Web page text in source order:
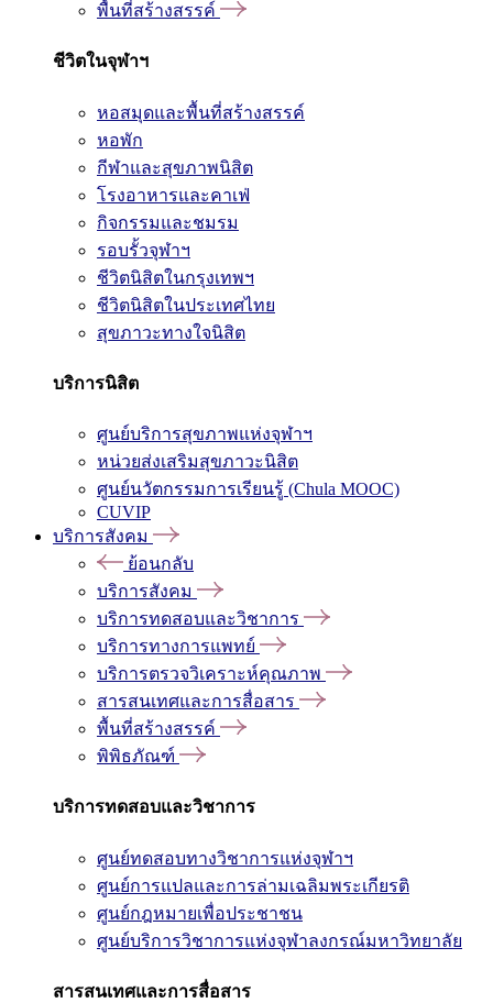
พื้นที่สร้างสรรค์
ชีวิตในจุฬาฯ
หอสมุดและพื้นที่สร้างสรรค์
หอพัก
กีฬาและสุขภาพนิสิต
โรงอาหารและคาเฟ่
กิจกรรมและชมรม
รอบรั้วจุฬาฯ
ชีวิตนิสิตในกรุงเทพฯ
ชีวิตนิสิตในประเทศไทย
สุขภาวะทางใจนิสิต
บริการนิสิต
ศูนย์บริการสุขภาพแห่งจุฬาฯ
หน่วยส่งเสริมสุขภาวะนิสิต
ศูนย์นวัตกรรมการเรียนรู้ (Chula MOOC)
CUVIP
บริการสังคม
ย้อนกลับ
บริการสังคม
บริการทดสอบและวิชาการ
บริการทางการแพทย์
บริการตรวจวิเคราะห์คุณภาพ
สารสนเทศและการสื่อสาร
พื้นที่สร้างสรรค์
พิพิธภัณฑ์
บริการทดสอบและวิชาการ
ศูนย์ทดสอบทางวิชาการแห่งจุฬาฯ
ศูนย์การแปลและการล่ามเฉลิมพระเกียรติ
ศูนย์กฎหมายเพื่อประชาชน
ศูนย์บริการวิชาการแห่งจุฬาลงกรณ์มหาวิทยาลัย
สารสนเทศและการสื่อสาร